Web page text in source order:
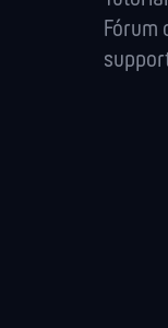
Fórum